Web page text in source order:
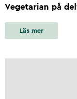
Vegetarian på
Läs mer